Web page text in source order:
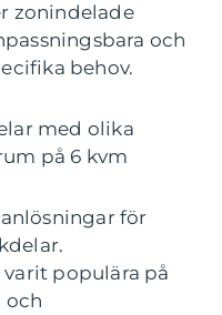
zonindelade
och
behov.
med olika
på 6 kvm
för
populära på
och